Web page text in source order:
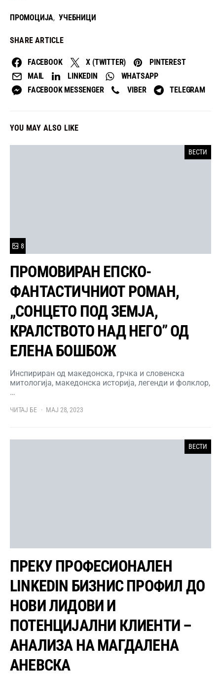
ПРОМОЦИЈА, УЧЕБНИЦИ
SHARE ARTICLE
FACEBOOK X (TWITTER)
PINTEREST
MAIL
LINKEDIN
WHATSAPP
FACEBOOK MESSENGER
VIBER TELEGRAM
YOU MAY ALSO LIKE
ВЕСТИ
8
ПРОМОВИРАН ЕПСКО-
ФАНТАСТИЧНИОТ РОМАН,
„СОНЦЕТО ПОД ЗЕМЈА,
КРАЛСТВОТО НАД НЕГО” ОД
ЕЛЕНА БОШБОЖ
Инспириран од македонска, грчка и словенска
митологија, македонска историја, легенди и фолклор,
…
ЧИТАЈ БЕ МАЈ 28, 2023
ВЕСТИ
ПРЕКУ ПРОФЕСИОНАЛЕН
LINKEDIN БИЗНИС ПРОФИЛ ДО
НОВИ ЛИДОВИ И
ПОТЕНЦИЈАЛНИ КЛИЕНТИ –
АНАЛИЗА НА МАГДАЛЕНА
АНЕВСКА